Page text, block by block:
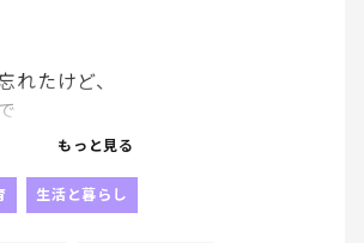
れたけど、
の本が届くんだろうな、
もっと見る
生活と暮らし